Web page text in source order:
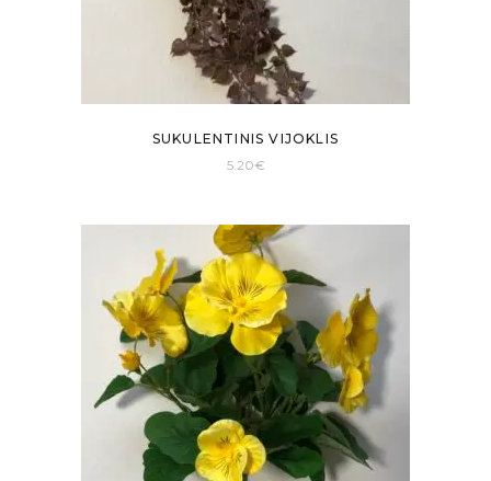
SUKULENTINIS VIJOKLIS
5.20€